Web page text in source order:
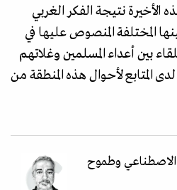
الأخيرة نتيجة الفكر الغربي
المختلفة المنصوص عليها في
بين أعداء المسلمين وغلاتهم
المتابع لأحوال هذه المنطقة من
الاصطناعي وطموح